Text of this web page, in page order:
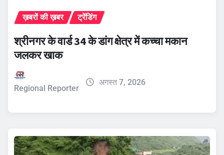
ख़बरों की ख़बर ट्रेंडिंग
श्रीनगर के वार्ड 34 के डांग क्षेत्र में कच्चा मकान
जलकर खाक
Regional Reporter
अगस्त 7, 2026